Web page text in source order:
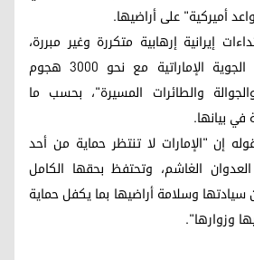
أميركية" على أراضيها.
إيرانية إرهابية متكررة وغير مبررة،
حيث تعاملت الدفاعات الجوية الإماراتية مع نحو 3000 هجوم
والجوالة والطائرات المسيرة"، بحسب ما
في بيانها.
إن "الإمارات لا تنتظر حماية من أحد
الغاشم، وتحتفظ بحقها الكامل
وسلامة أراضيها بما يكفل حماية
وزوارها".